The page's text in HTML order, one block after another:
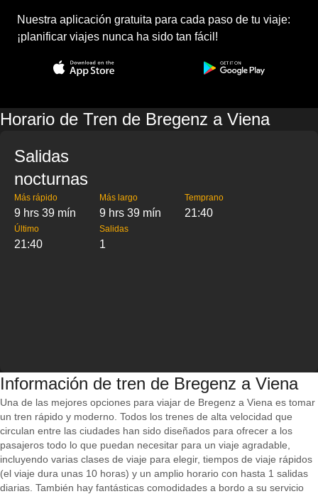
Nuestra aplicación gratuita para cada paso de tu viaje:
¡planificar viajes nunca ha sido tan fácil!
Horario de Tren de Bregenz a Viena
Salidas
nocturnas
Más rápido
9 hrs 39 mín
Más largo
9 hrs 39 mín
Temprano
21:40
Último
21:40
Salidas
1
Información de tren de Bregenz a Viena
Una de las mejores opciones para viajar de Bregenz a Viena es tomar
un tren rápido y moderno. Todos los trenes de alta velocidad que
circulan entre las ciudades han sido diseñados para ofrecer a los
pasajeros todo lo que puedan necesitar para un viaje agradable,
incluyendo varias clases de viaje para elegir, tiempos de viaje rápidos
(el viaje dura unas 10 horas) y un amplio horario con hasta 1 salidas
diarias. También hay fantásticas comodidades a bordo a su servicio